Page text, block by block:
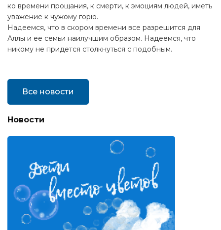
ко времени прощания, к смерти, к эмоциям людей, иметь
уважение к чужому горю.
Надеемся, что в скором времени все разрешится для
Аллы и ее семьи наилучшим образом. Надеемся, что
никому не придется столкнуться с подобным.
Все новости
Новости